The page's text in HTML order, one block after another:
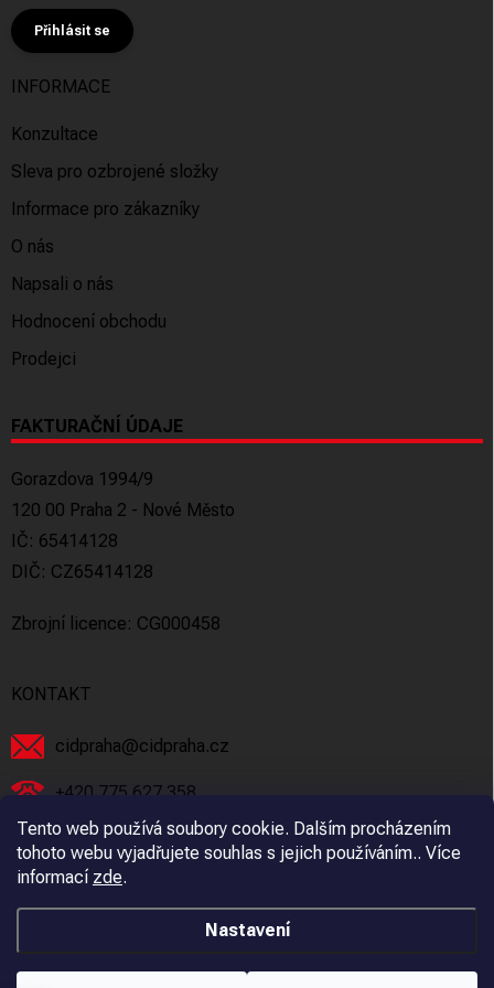
Tento web používá soubory cookie. Dalším procházením
tohoto webu vyjadřujete souhlas s jejich používáním.. Více
informací zde.
Nastavení
Přihlásit se
INFORMACE
Konzultace
Sleva pro ozbrojené složky
Informace pro zákazníky
O nás
Napsali o nás
Hodnocení obchodu
Prodejci
FAKTURAČNÍ ÚDAJE
Gorazdova 1994/9
120 00 Praha 2 - Nové Město
IČ: 65414128
DIČ: CZ65414128
Zbrojní licence: CG000458
KONTAKT
cidpraha@cidpraha.cz
+420 775 627 358
Facebook
cidpraha_zbrane